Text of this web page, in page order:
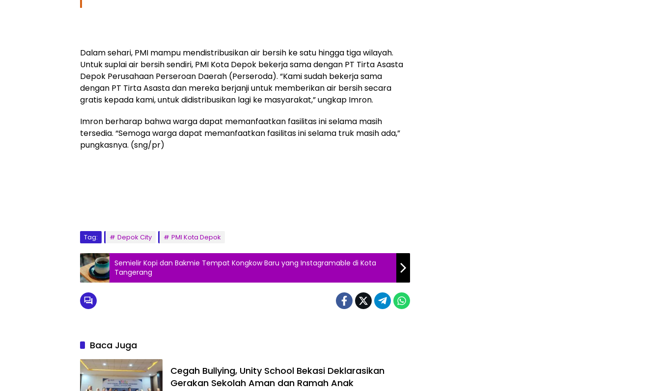
Dalam sehari, PMI mampu mendistribusikan air bersih ke satu hingga tiga wilayah.
Untuk suplai air bersih sendiri, PMI Kota Depok bekerja sama dengan PT Tirta Asasta
Depok Perusahaan Perseroan Daerah (Perseroda). “Kami sudah bekerja sama
dengan PT Tirta Asasta dan mereka berjanji untuk memberikan air bersih secara
gratis kepada kami, untuk didistribusikan lagi ke masyarakat,” ungkap Imron.
Imron berharap bahwa warga dapat memanfaatkan fasilitas ini selama masih
tersedia. “Semoga warga dapat memanfaatkan fasilitas ini selama truk masih ada,”
pungkasnya. (sng/pr)
Tag: Depok City PMI Kota Depok
Semielir Kopi dan Bakmie Tempat Kongkow Baru yang Instagramable di Kota
Tangerang
Baca Juga
Cegah Bullying, Unity School Bekasi Deklarasikan
Gerakan Sekolah Aman dan Ramah Anak